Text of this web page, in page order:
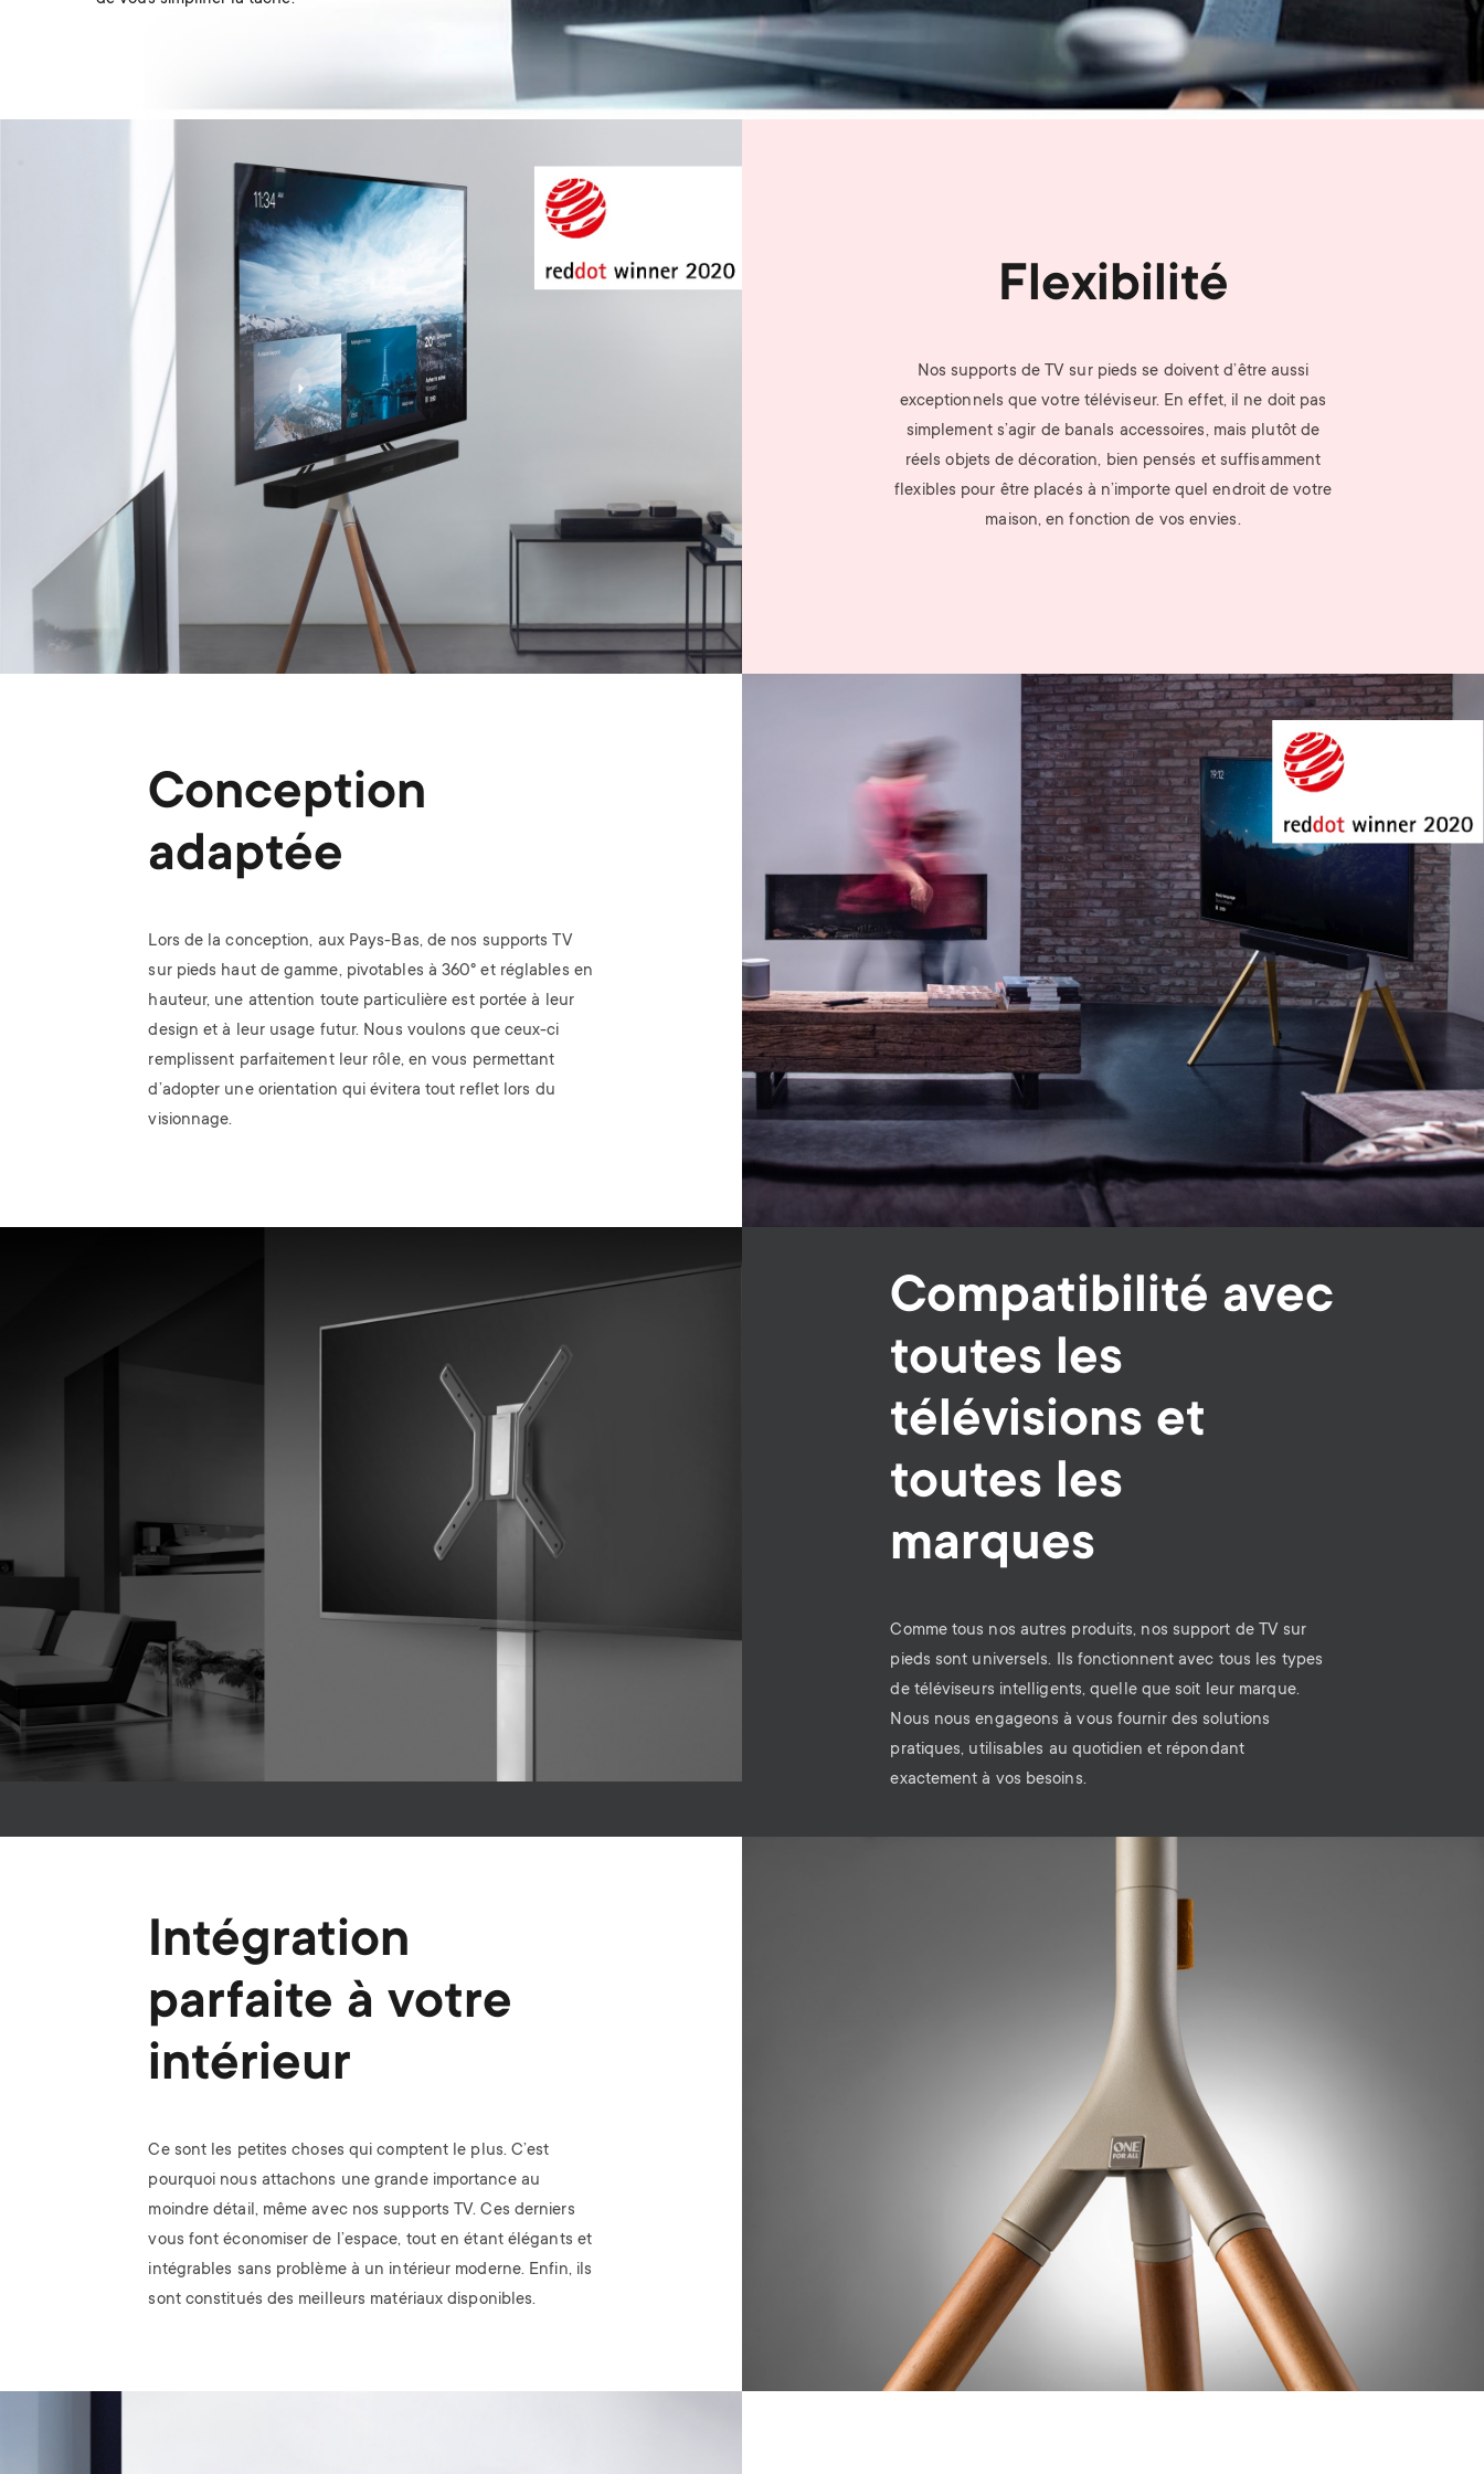
n
u
u
Flexibilité
Nos supports de TV sur pieds se doivent d’être aussi
exceptionnels que votre téléviseur. En effet, il ne doit pas
simplement s’agir de banals accessoires, mais plutôt de
réels objets de décoration, bien pensés et suffisamment
flexibles pour être placés à n’importe quel endroit de votre
maison, en fonction de vos envies.
Conception
adaptée
Lors de la conception, aux Pays-Bas, de nos supports TV
sur pieds haut de gamme, pivotables à 360° et réglables en
hauteur, une attention toute particulière est portée à leur
design et à leur usage futur. Nous voulons que ceux-ci
remplissent parfaitement leur rôle, en vous permettant
d’adopter une orientation qui évitera tout reflet lors du
visionnage.
Compatibilité avec
toutes les
télévisions et
toutes les
marques
Comme tous nos autres produits, nos support de TV sur
pieds sont universels. Ils fonctionnent avec tous les types
de téléviseurs intelligents, quelle que soit leur marque.
Nous nous engageons à vous fournir des solutions
pratiques, utilisables au quotidien et répondant
exactement à vos besoins.
Intégration
parfaite à votre
intérieur
Ce sont les petites choses qui comptent le plus. C’est
pourquoi nous attachons une grande importance au
moindre détail, même avec nos supports TV. Ces derniers
vous font économiser de l’espace, tout en étant élégants et
intégrables sans problème à un intérieur moderne. Enfin, ils
sont constitués des meilleurs matériaux disponibles.